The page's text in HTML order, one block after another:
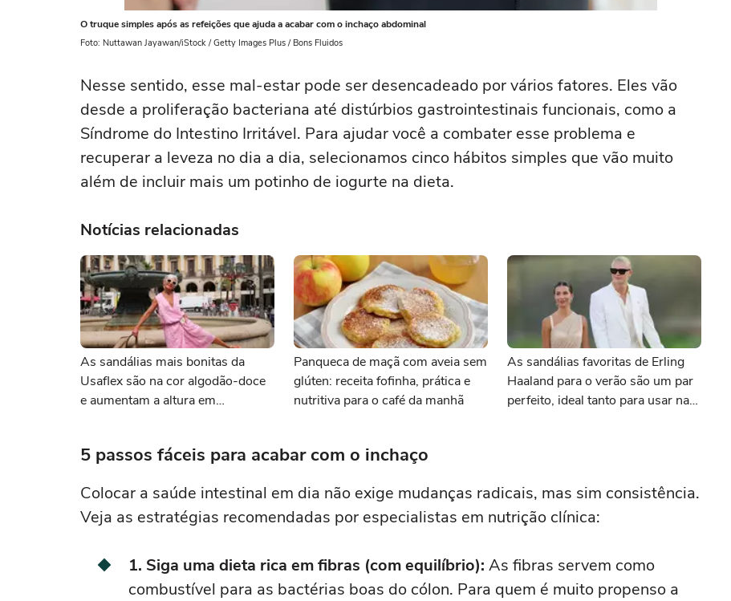
O truque simples após as refeições que ajuda a acabar com o inchaço abdominal
Foto: Nuttawan Jayawan/iStock / Getty Images Plus / Bons Fluidos
Nesse sentido, esse mal-estar pode ser desencadeado por vários fatores. Eles vão
desde a proliferação bacteriana até distúrbios gastrointestinais funcionais, como a
Síndrome do Intestino Irritável. Para ajudar você a combater esse problema e
recuperar a leveza no dia a dia, selecionamos cinco hábitos simples que vão muito
além de incluir mais um potinho de iogurte na dieta.
Notícias relacionadas
As sandálias mais bonitas da
Usaflex são na cor algodão-doce
e aumentam a altura em
Panqueca de maçã com aveia sem
glúten: receita fofinha, prática e
nutritiva para o café da manhã
As sandálias favoritas de Erling
Haaland para o verão são um par
perfeito, ideal tanto para usar na
5 passos fáceis para acabar com o inchaço
Colocar a saúde intestinal em dia não exige mudanças radicais, mas sim consistência.
Veja as estratégias recomendadas por especialistas em nutrição clínica:
1. Siga uma dieta rica em fibras (com equilíbrio): As fibras servem como
combustível para as bactérias boas do cólon. Para quem é muito propenso a